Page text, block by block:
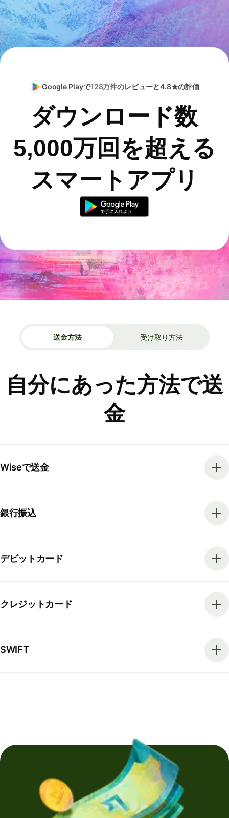
Google Playで128万件のレビューと4.8★の評価
ダウンロード数
5,000万回を超える
スマートアプリ
送金方法 受け取り方法
自分にあった方法で送
金
Wiseで送金
銀行振込
デビットカード
クレジットカード
SWIFT